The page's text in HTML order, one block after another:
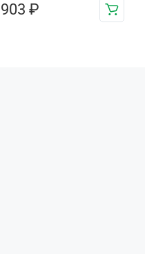
903 ₽